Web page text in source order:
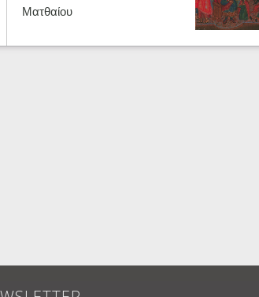
Ματθαίου